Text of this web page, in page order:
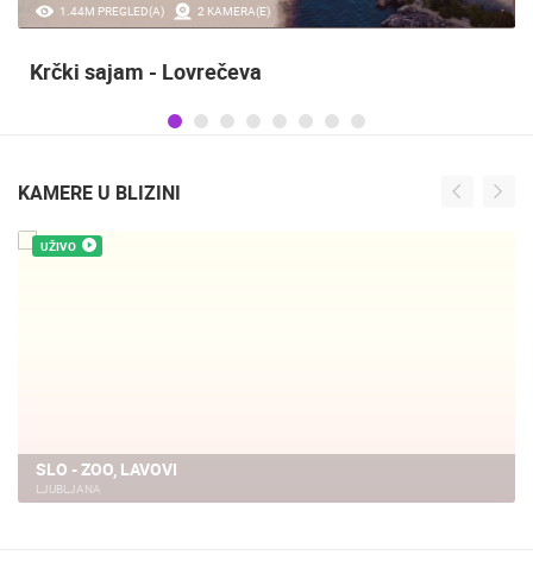
20.97K PREGLED(A) 2 KAMERA(E)
Sinjska alka
KAMERE U BLIZINI
UŽIVO
SLO - ZOO, HRANJENJE PTICA
LJUBLJANA